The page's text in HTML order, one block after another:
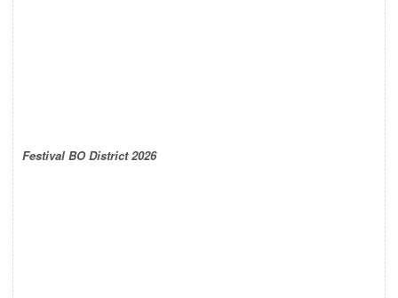
Festival BO District 2026